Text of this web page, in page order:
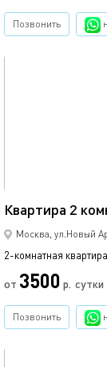
Позвонить
Квартира 2
Москва, ул.Новый
2-комнатная квартира
от 3500 р. сутки
Позвонить